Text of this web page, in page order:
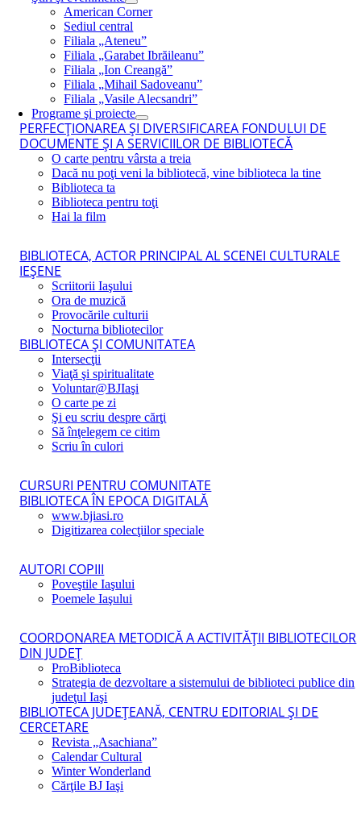
American Corner
Sediul central
Filiala „Ateneu”
Filiala „Garabet Ibrăileanu”
Filiala „Ion Creangă”
Filiala „Mihail Sadoveanu”
Filiala „Vasile Alecsandri”
Programe şi proiecte
PERFECŢIONAREA ŞI DIVERSIFICAREA FONDULUI DE
DOCUMENTE ŞI A SERVICIILOR DE BIBLIOTECĂ
O carte pentru vârsta a treia
Dacă nu poţi veni la bibliotecă, vine biblioteca la tine
Biblioteca ta
Biblioteca pentru toţi
Hai la film
BIBLIOTECA, ACTOR PRINCIPAL AL SCENEI CULTURALE
IEŞENE
Scriitorii Iaşului
Ora de muzică
Provocările culturii
Nocturna bibliotecilor
BIBLIOTECA ŞI COMUNITATEA
Intersecţii
Viaţă şi spiritualitate
Voluntar@BJIaşi
O carte pe zi
Şi eu scriu despre cărţi
Să înţelegem ce citim
Scriu în culori
CURSURI PENTRU COMUNITATE
BIBLIOTECA ÎN EPOCA DIGITALĂ
www.bjiasi.ro
Digitizarea colecţiilor speciale
AUTORI COPIII
Poveştile Iaşului
Poemele Iaşului
COORDONAREA METODICĂ A ACTIVITĂŢII BIBLIOTECILOR
DIN JUDEŢ
ProBiblioteca
Strategia de dezvoltare a sistemului de biblioteci publice din
judeţul Iaşi
BIBLIOTECA JUDEŢEANĂ, CENTRU EDITORIAL ŞI DE
CERCETARE
Revista „Asachiana”
Calendar Cultural
Winter Wonderland
Cărţile BJ Iaşi